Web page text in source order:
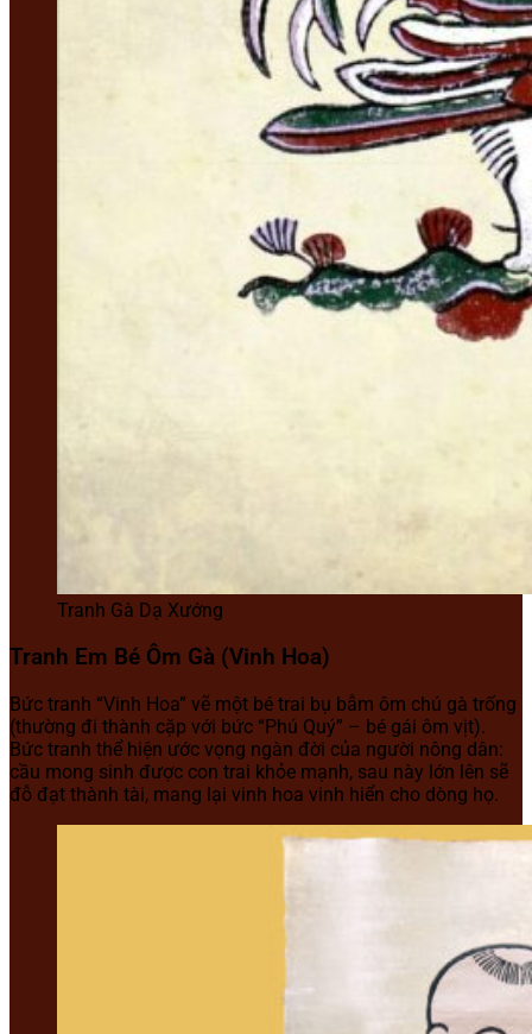
Tranh Gà Dạ Xướng
Tranh Em Bé Ôm Gà (Vinh Hoa)
Bức tranh “Vinh Hoa” vẽ một bé trai bụ bẫm ôm chú gà trống
(thường đi thành cặp với bức “Phú Quý” – bé gái ôm vịt).
Bức tranh thể hiện ước vọng ngàn đời của người nông dân:
cầu mong sinh được con trai khỏe mạnh, sau này lớn lên sẽ
đỗ đạt thành tài, mang lại vinh hoa vinh hiển cho dòng họ.